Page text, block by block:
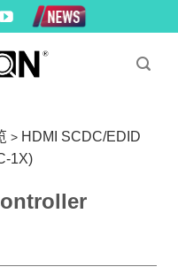
> HDMI SCDC/EDID
1X)